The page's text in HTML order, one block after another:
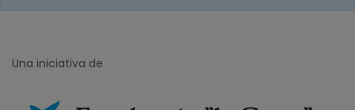
Una iniciativa de